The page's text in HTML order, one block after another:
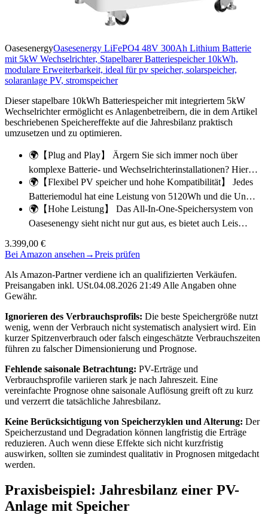
OasesenergyOasesenergy LiFePO4 48V 300Ah Lithium Batterie
mit 5kW Wechselrichter, Stapelbarer Batteriespeicher 10kWh,
modulare Erweiterbarkeit, ideal für pv speicher, solarspeicher,
solaranlage PV, stromspeicher
Dieser stapelbare 10kWh Batteriespeicher mit integriertem 5kW
Wechselrichter ermöglicht es Anlagenbetreibern, die in dem Artikel
beschriebenen Speichereffekte auf die Jahresbilanz praktisch
umzusetzen und zu optimieren.
🌍【Plug and Play】 Ärgern Sie sich immer noch über
komplexe Batterie- und Wechselrichterinstallationen? Hier…
🌍【Flexibel PV speicher und hohe Kompatibilität】 Jedes
Batteriemodul hat eine Leistung von 5120Wh und die Un…
🌍【Hohe Leistung】 Das All-In-One-Speichersystem von
Oasesenengy sieht nicht nur gut aus, es bietet auch Leis…
3.399,00 €
Bei Amazon ansehen →Preis prüfen
Als Amazon-Partner verdiene ich an qualifizierten Verkäufen.
Preisangaben inkl. USt.04.08.2026 21:49 Alle Angaben ohne
Gewähr.
Ignorieren des Verbrauchsprofils: Die beste Speichergröße nutzt
wenig, wenn der Verbrauch nicht systematisch analysiert wird. Ein
kurzer Spitzenverbrauch oder falsch eingeschätzte Verbrauchszeiten
führen zu falscher Dimensionierung und Prognose.
Fehlende saisonale Betrachtung: PV-Erträge und
Verbrauchsprofile variieren stark je nach Jahreszeit. Eine
vereinfachte Prognose ohne saisonale Auflösung greift oft zu kurz
und verzerrt die tatsächliche Jahresbilanz.
Keine Berücksichtigung von Speicherzyklen und Alterung: Der
Speicherzustand und Degradation können langfristig die Erträge
reduzieren. Auch wenn diese Effekte sich nicht kurzfristig
auswirken, sollten sie zumindest qualitativ in Prognosen mitgedacht
werden.
Praxisbeispiel: Jahresbilanz einer PV-
Anlage mit Speicher